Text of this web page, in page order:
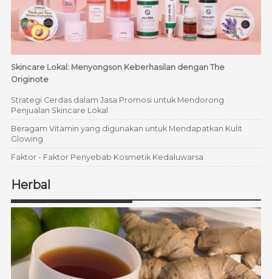
Skincare Lokal: Menyongson Keberhasilan dengan The
Originote
Strategi Cerdas dalam Jasa Promosi untuk Mendorong
Penjualan Skincare Lokal
Beragam Vitamin yang digunakan untuk Mendapatkan Kulit
Glowing
Faktor - Faktor Penyebab Kosmetik Kedaluwarsa
Herbal